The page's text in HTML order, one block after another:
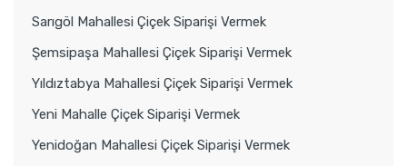
Sarıgöl Mahallesi Çiçek Siparişi Vermek
Şemsipaşa Mahallesi Çiçek Siparişi Vermek
Yıldıztabya Mahallesi Çiçek Siparişi Vermek
Yeni Mahalle Çiçek Siparişi Vermek
Yenidoğan Mahallesi Çiçek Siparişi Vermek